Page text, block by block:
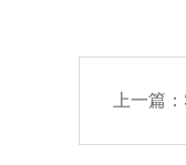
上一篇：